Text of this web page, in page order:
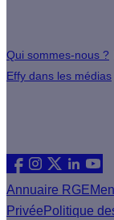
Qui sommes-nous ?
Effy dans les médias
Annuaire RGE
Privée Politique